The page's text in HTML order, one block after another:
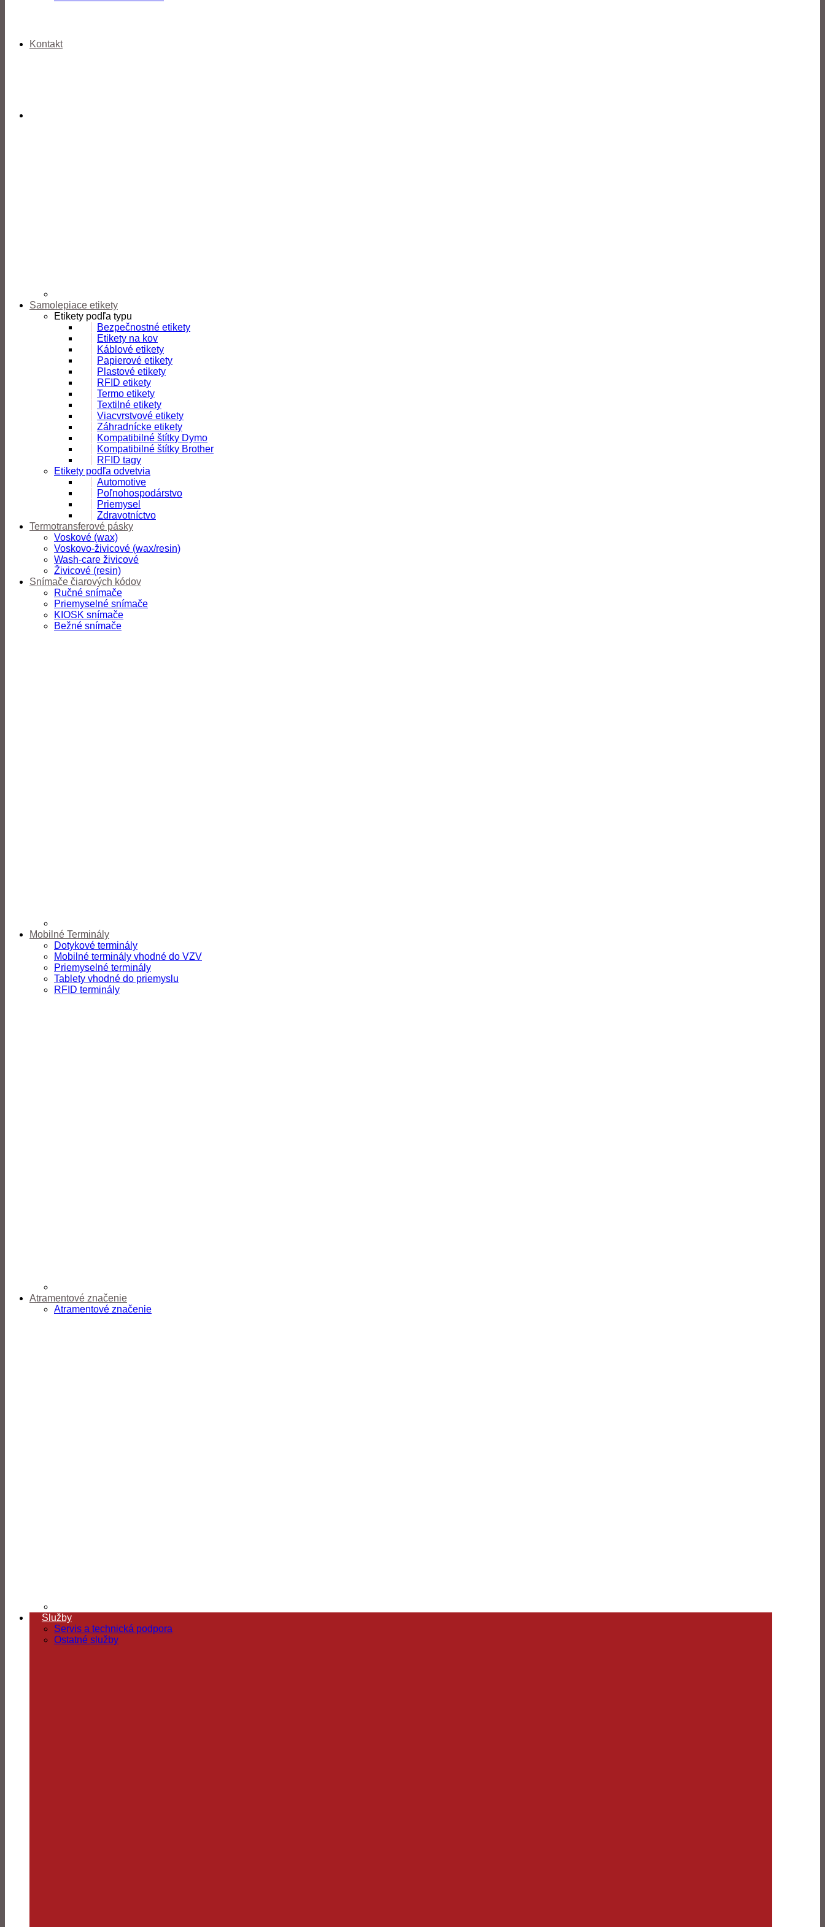
Kontakt
Samolepiace etikety
Etikety podľa typu
Bezpečnostné etikety
Etikety na kov
Káblové etikety
Papierové etikety
Plastové etikety
RFID etikety
Termo etikety
Textilné etikety
Viacvrstvové etikety
Záhradnícke etikety
Kompatibilné štítky Dymo
Kompatibilné štítky Brother
RFID tagy
Etikety podľa odvetvia
Automotive
Poľnohospodárstvo
Priemysel
Zdravotníctvo
Termotransferové pásky
Voskové (wax)
Voskovo-živicové (wax/resin)
Wash-care živicové
Živicové (resin)
Snímače čiarových kódov
Ručné snímače
Priemyselné snímače
KIOSK snímače
Bežné snímače
Mobilné Terminály
Dotykové terminály
Mobilné terminály vhodné do VZV
Priemyselné terminály
Tablety vhodné do priemyslu
RFID terminály
Atramentové značenie
Atramentové značenie
Služby
Servis a technická podpora
Ostatné služby